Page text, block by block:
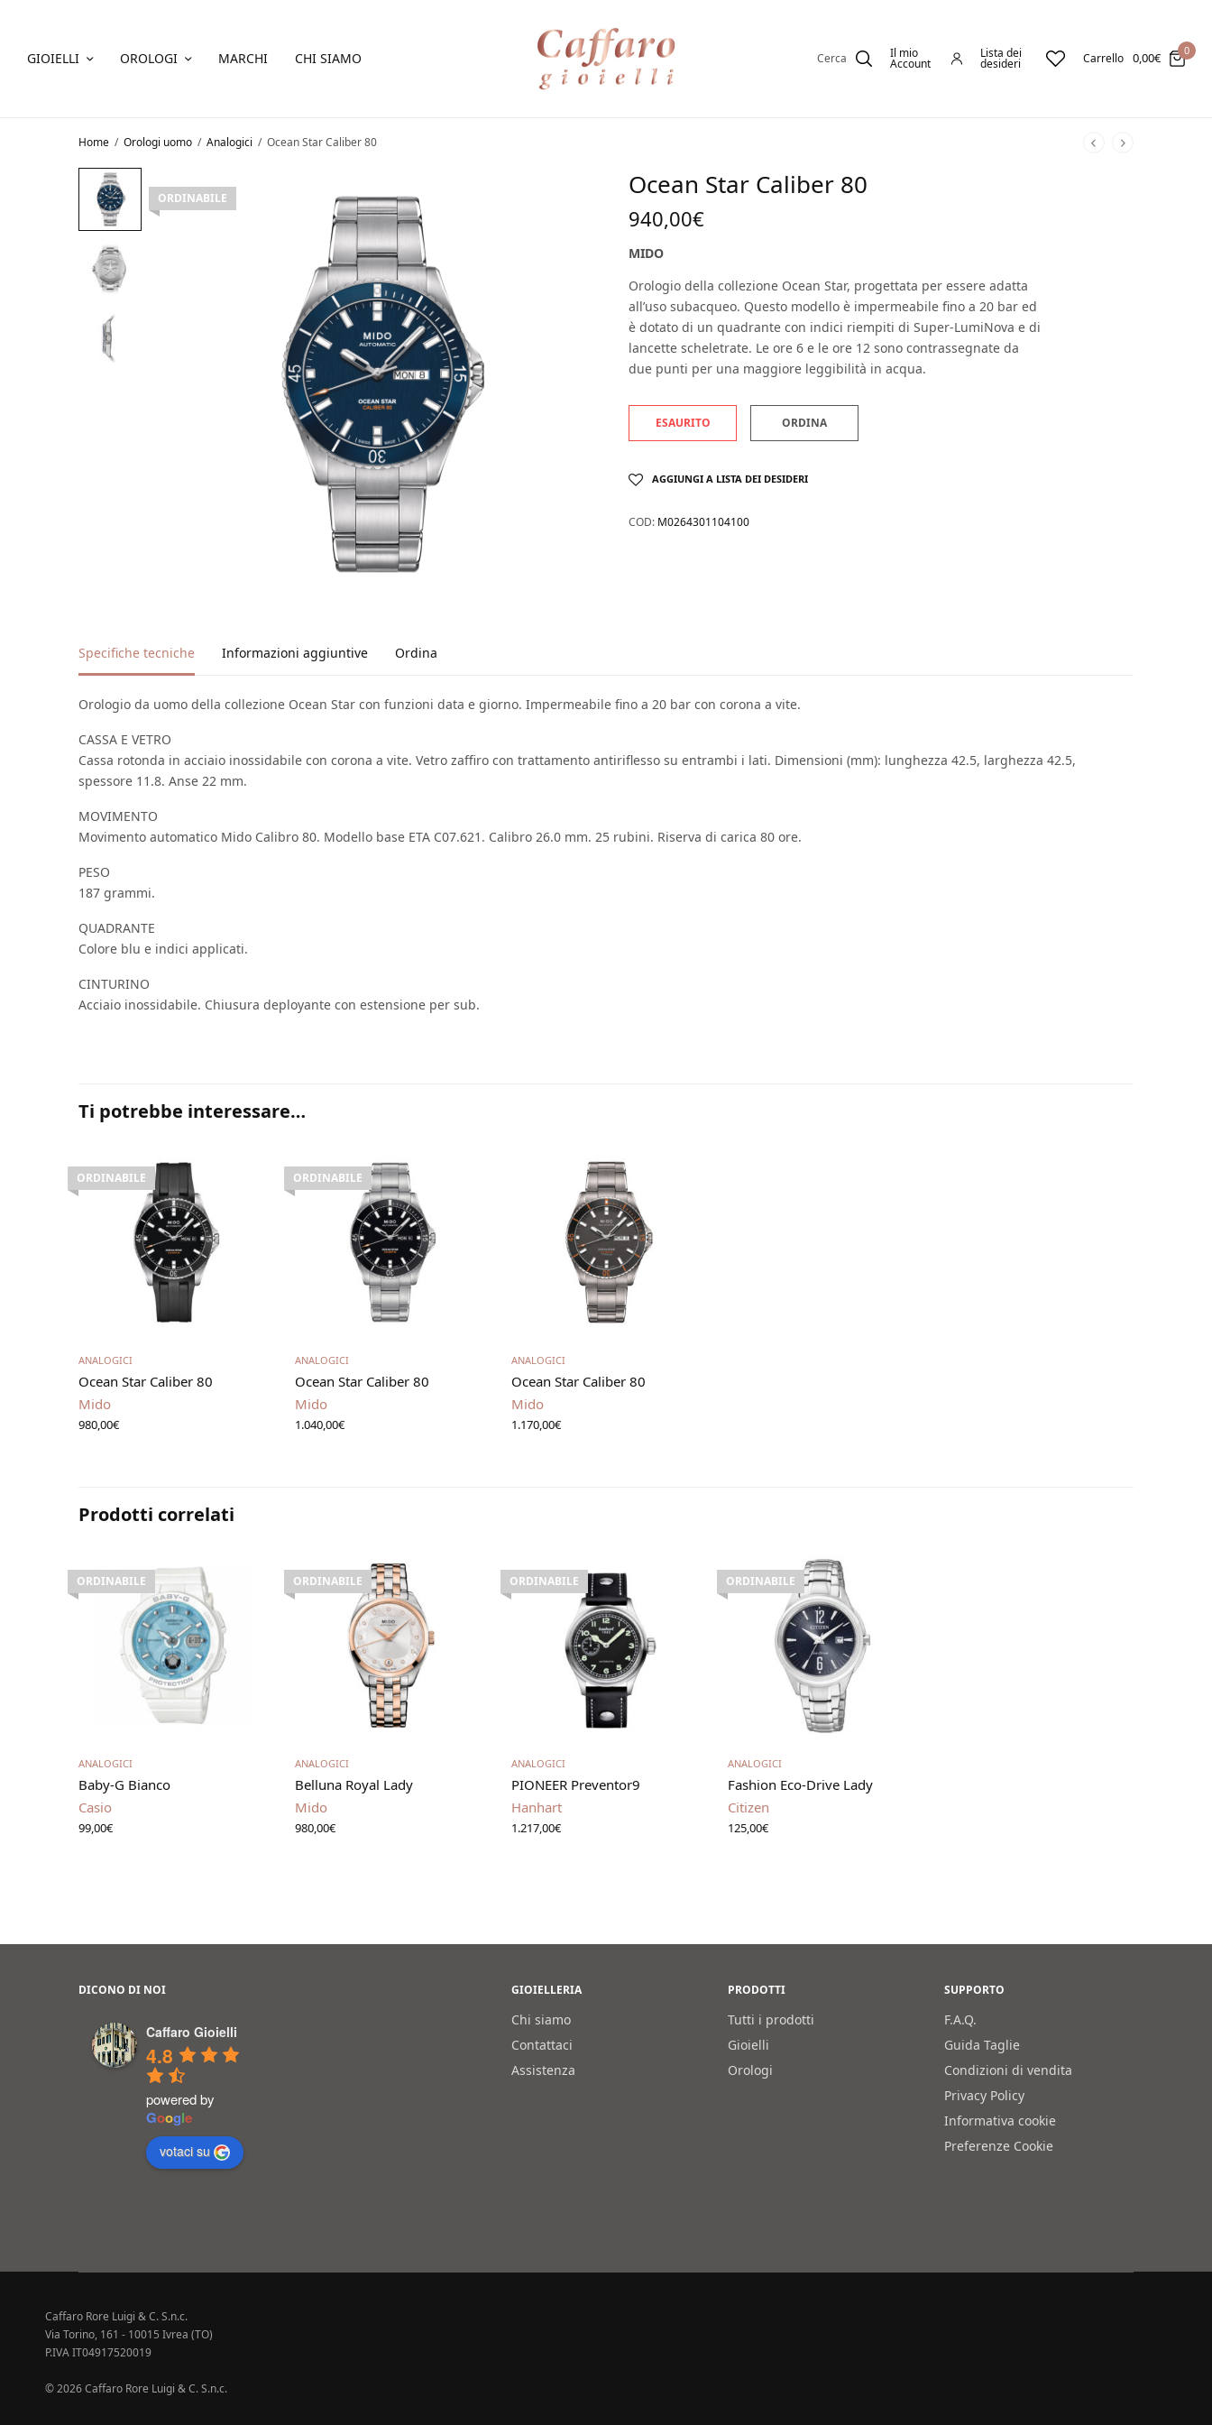
GIOIELLI OROLOGI MARCHI CHI SIAMO Cerca Il mio
Account
Lista dei
desideri Carrello 0,00€ 0
Home / Orologi uomo / Analogici / Ocean Star Caliber 80
ORDINABILE Ocean Star Caliber 80
940,00€
MIDO
Orologio della collezione Ocean Star, progettata per essere adatta
all’uso subacqueo. Questo modello è impermeabile fino a 20 bar ed
è dotato di un quadrante con indici riempiti di Super-LumiNova e di
lancette scheletrate. Le ore 6 e le ore 12 sono contrassegnate da
due punti per una maggiore leggibilità in acqua.
ESAURITO ORDINA
AGGIUNGI A LISTA DEI DESIDERI
COD: M0264301104100
Specifiche tecniche Informazioni aggiuntive Ordina
Orologio da uomo della collezione Ocean Star con funzioni data e giorno. Impermeabile fino a 20 bar con corona a vite.
CASSA E VETRO
Cassa rotonda in acciaio inossidabile con corona a vite. Vetro zaffiro con trattamento antiriflesso su entrambi i lati. Dimensioni (mm): lunghezza 42.5, larghezza 42.5,
spessore 11.8. Anse 22 mm.
MOVIMENTO
Movimento automatico Mido Calibro 80. Modello base ETA C07.621. Calibro 26.0 mm. 25 rubini. Riserva di carica 80 ore.
PESO
187 grammi.
QUADRANTE
Colore blu e indici applicati.
CINTURINO
Acciaio inossidabile. Chiusura deployante con estensione per sub.
Ti potrebbe interessare…
ORDINABILE
ANALOGICI
Ocean Star Caliber 80
Mido
980,00€
ORDINABILE
ANALOGICI
Ocean Star Caliber 80
Mido
1.040,00€
Aggiungi al carrello
ANALOGICI
Ocean Star Caliber 80
Mido
1.170,00€
Prodotti correlati
ORDINABILE
ANALOGICI
Baby-G Bianco
Casio
99,00€
ORDINABILE
ANALOGICI
Belluna Royal Lady
Mido
980,00€
ORDINABILE
ANALOGICI
PIONEER Preventor9
Hanhart
1.217,00€
ORDINABILE
ANALOGICI
Fashion Eco-Drive Lady
Citizen
125,00€
DICONO DI NOI
Caffaro Gioielli
4.8
powered by
Google
votaci su
GIOIELLERIA
Chi siamo
Contattaci
Assistenza
PRODOTTI
Tutti i prodotti
Gioielli
Orologi
SUPPORTO
F.A.Q.
Guida Taglie
Condizioni di vendita
Privacy Policy
Informativa cookie
Preferenze Cookie
Caffaro Rore Luigi & C. S.n.c.
Via Torino, 161 - 10015 Ivrea (TO)
P.IVA IT04917520019
© 2026 Caffaro Rore Luigi & C. S.n.c.